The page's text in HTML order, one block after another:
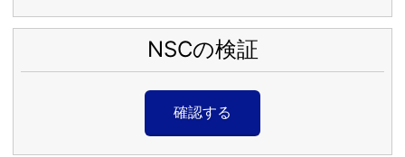
NSCの検証
確認する